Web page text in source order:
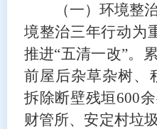
（一）环境整
境整治三年行动为
推进“五清一改”。
前屋后杂草杂树、
拆除断壁残垣600
财管所、安定村垃